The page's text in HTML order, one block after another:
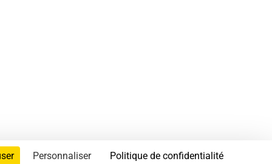
Personnaliser Politique de confidentialité